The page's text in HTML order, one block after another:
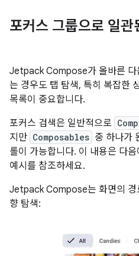
포커스 그룹으로 일
Jetpack Compose가 올바른 다
는 경우도 탭 탐색, 특히 복잡한
목록이 중요합니다.
포커스 검색은 일반적으로
지만 Composables 중 하나가
롤이 가능합니다. 이 내용은 다
예시를 참조하세요.
Jetpack Compose는 화면의 경
향 탐색: